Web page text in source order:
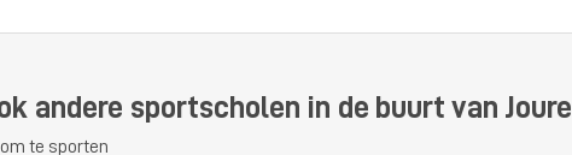
andere sportscholen in de buurt van Joure
te sporten